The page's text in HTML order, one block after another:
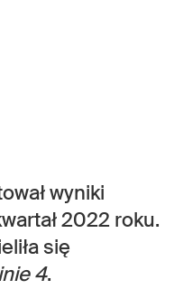
wyniki
2022 roku.
się
4.